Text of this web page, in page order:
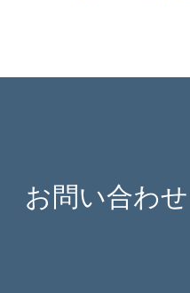
お問い合わせ